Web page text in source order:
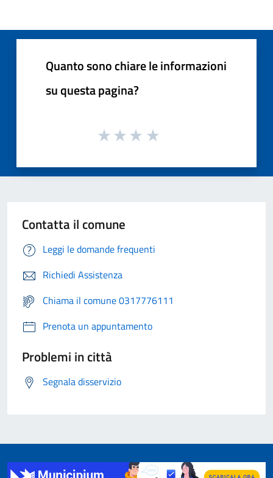
Quanto sono chiare le informazioni
su questa pagina?
Contatta il comune
Leggi le domande frequenti
Richiedi Assistenza
Chiama il comune 0317776111
Prenota un appuntamento
Problemi in città
Segnala disservizio